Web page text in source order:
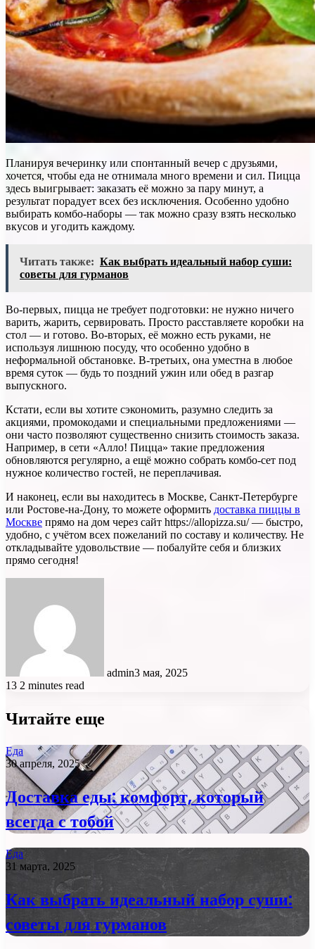
Планируя вечеринку или спонтанный вечер с друзьями,
хочется, чтобы еда не отнимала много времени и сил. Пицца
здесь выигрывает: заказать её можно за пару минут, а
результат порадует всех без исключения. Особенно удобно
выбирать комбо-наборы — так можно сразу взять несколько
вкусов и угодить каждому.
Читать также: Как выбрать идеальный набор суши:
советы для гурманов
Во-первых, пицца не требует подготовки: не нужно ничего
варить, жарить, сервировать. Просто расставляете коробки на
стол — и готово. Во-вторых, её можно есть руками, не
используя лишнюю посуду, что особенно удобно в
неформальной обстановке. В-третьих, она уместна в любое
время суток — будь то поздний ужин или обед в разгар
выпускного.
Кстати, если вы хотите сэкономить, разумно следить за
акциями, промокодами и специальными предложениями —
они часто позволяют существенно снизить стоимость заказа.
Например, в сети «Алло! Пицца» такие предложения
обновляются регулярно, а ещё можно собрать комбо-сет под
нужное количество гостей, не переплачивая.
И наконец, если вы находитесь в Москве, Санкт-Петербурге
или Ростове-на-Дону, то можете оформить доставка пиццы в
Москве прямо на дом через сайт https://allopizza.su/ — быстро,
удобно, с учётом всех пожеланий по составу и количеству. Не
откладывайте удовольствие — побалуйте себя и близких
прямо сегодня!
admin3 мая, 2025
13 2 minutes read
Читайте еще
Еда
30 апреля, 2025
Доставка еды: комфорт, который
всегда с тобой
Еда
31 марта, 2025
Как выбрать идеальный набор суши:
советы для гурманов